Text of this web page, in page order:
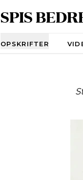
SPIS
OPSKRIFTER